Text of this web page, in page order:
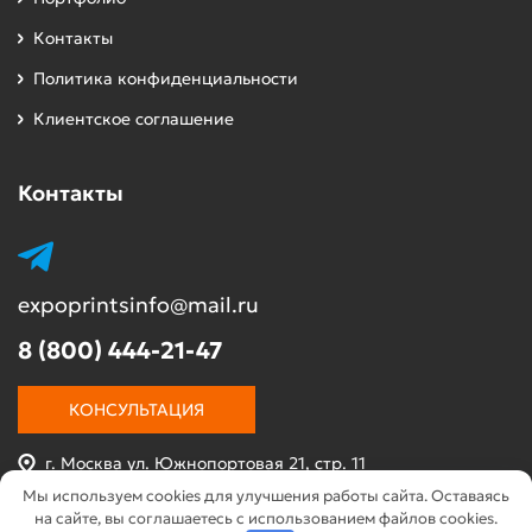
обработку.
Кромление прямолинейных деталей
меламиновой и натурального шпона;
Точное совпадение цвета и текстуры
кромки с декором ЛДСП.
Кромление ЛДСП: цена и факторы,
влияющие на стоимость
Контакты
Политика конфиденциальности
Клиентское соглашение
Контакты
expoprintsinfo@mail.ru
8 (800) 444-21-47
КОНСУЛЬТАЦИЯ
г. Москва ул. Южнопортовая 21, стр. 11
Работаем без выходных
Мы используем cookies для улучшения работы сайта. Оставаясь
на сайте, вы соглашаетесь с использованием файлов cookies.